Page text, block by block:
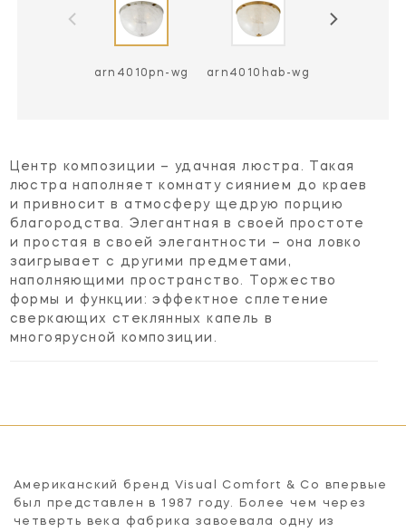
arn4010pn-wg arn4010hab-wg
Центр композиции – удачная люстра. Такая
люстра наполняет комнату сиянием до краев
и привносит в атмосферу щедрую порцию
благородства. Элегантная в своей простоте
и простая в своей элегантности – она ловко
заигрывает с другими предметами,
наполняющими пространство. Торжество
формы и функции: эффектное сплетение
сверкающих стеклянных капель в
многоярусной композиции.
Американский бренд Visual Comfort & Co впервые
был представлен в 1987 году. Более чем через
четверть века фабрика завоевала одну из